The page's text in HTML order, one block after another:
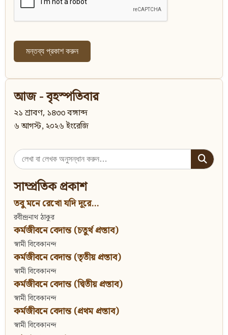
আজ - বৃহস্পতিবার
২১ শ্রাবণ, ১৪৩৩ বঙ্গাব্দ
৬ আগস্ট, ২০২৬ ইংরেজি
Search
for:
সাম্প্রতিক প্রকাশ
তবু মনে রেখো যদি দূরে...
রবীন্দ্রনাথ ঠাকুর
কর্মজীবনে বেদান্ত (চতুর্থ প্রস্তাব)
স্বামী বিবেকানন্দ
কর্মজীবনে বেদান্ত (তৃতীয় প্রস্তাব)
স্বামী বিবেকানন্দ
কর্মজীবনে বেদান্ত (দ্বিতীয় প্রস্তাব)
স্বামী বিবেকানন্দ
কর্মজীবনে বেদান্ত (প্রথম প্রস্তাব)
স্বামী বিবেকানন্দ